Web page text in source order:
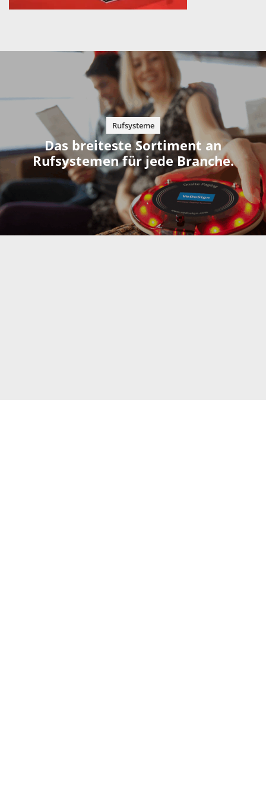
Rufsysteme
Das breiteste Sortiment an
Rufsystemen für jede Branche.